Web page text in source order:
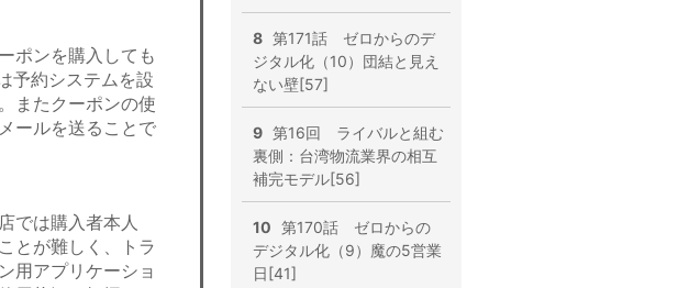
ポンを購入しても
予約システムを設
またクーポンの使
ールを送ることで
では購入者本人
とが難しく、トラ
用アプリケーショ
8 第171話 ゼロからのデ
ジタル化（10）団結と見え
ない壁[57]
9 第16回 ライバルと組む
裏側：台湾物流業界の相互
補完モデル[56]
10 第170話 ゼロからの
デジタル化（9）魔の5営業
日[41]